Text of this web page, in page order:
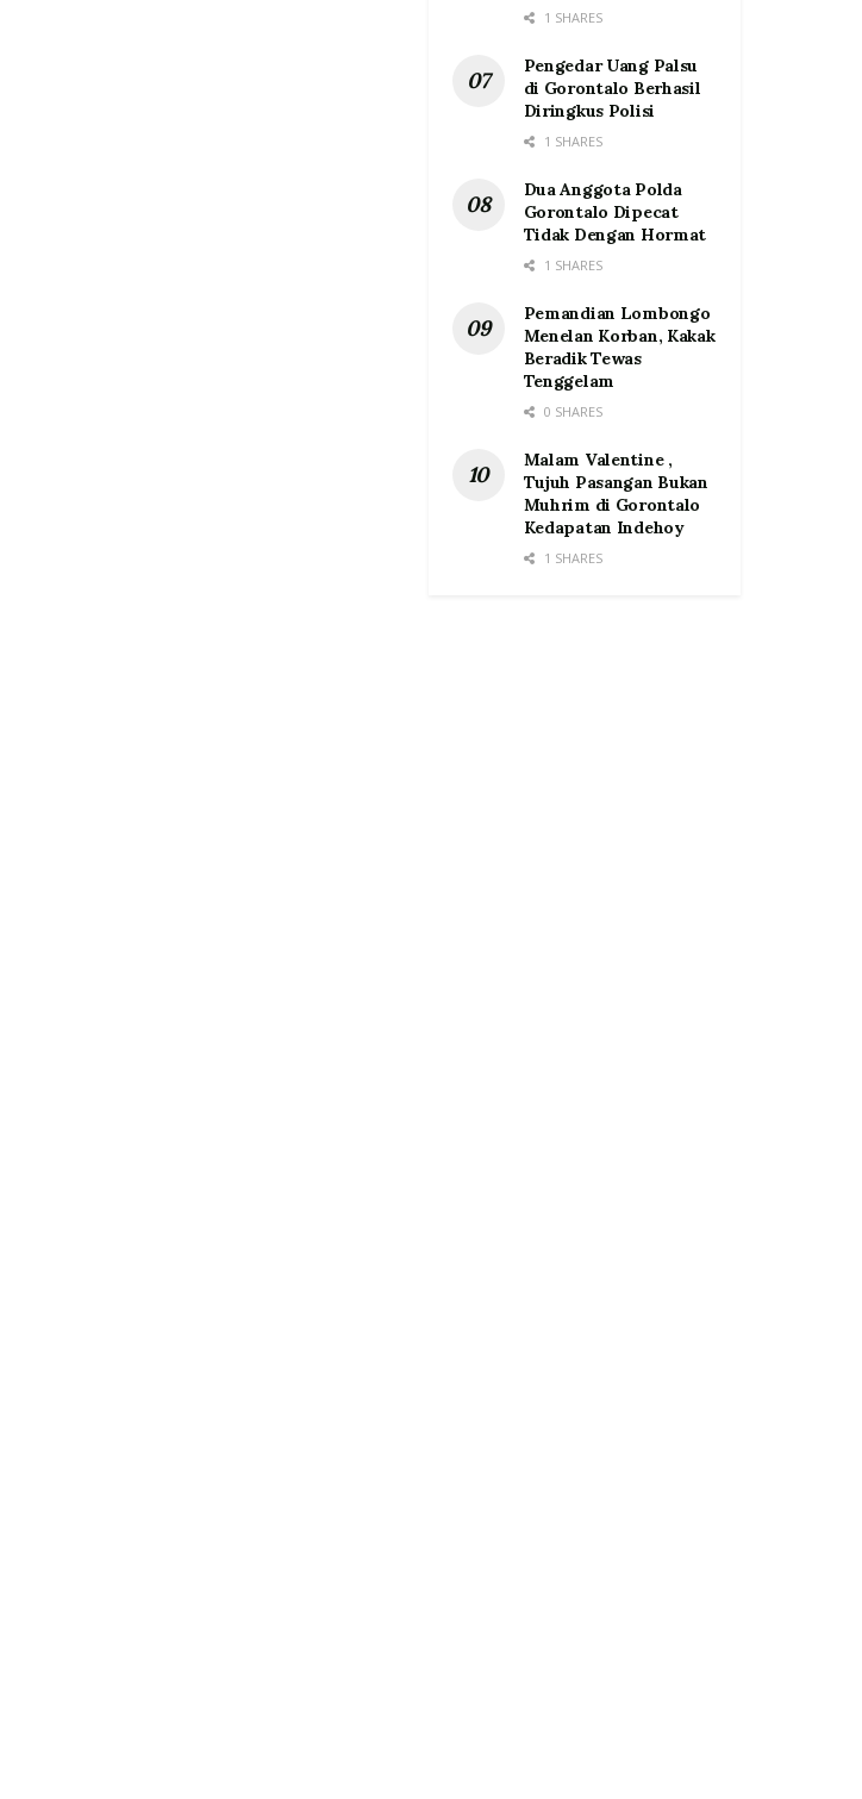
1 SHARES
Pengedar Uang Palsu
di Gorontalo Berhasil
Diringkus Polisi
1 SHARES
Dua Anggota Polda
Gorontalo Dipecat
Tidak Dengan Hormat
1 SHARES
Pemandian Lombongo
Menelan Korban, Kakak
Beradik Tewas
Tenggelam
0 SHARES
Malam Valentine ,
Tujuh Pasangan Bukan
Muhrim di Gorontalo
Kedapatan Indehoy
1 SHARES